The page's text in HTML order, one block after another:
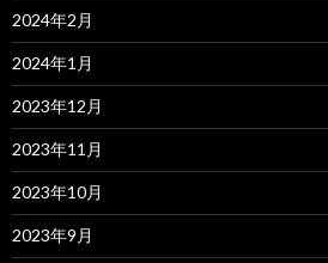
2024年2月
2024年1月
2023年12月
2023年11月
2023年10月
2023年9月